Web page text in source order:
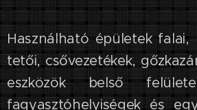
Használható épületek falai,
tetői, csővezetékek,
eszközök belső
fagyasztóhelyiségek és